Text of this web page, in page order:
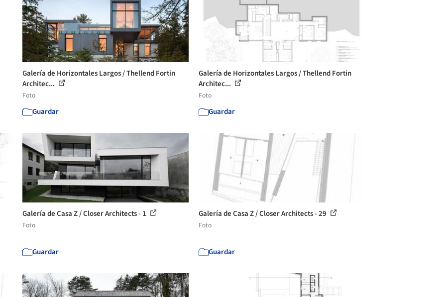
Galería de Horizontales Largos / Thellend Fortin
Architec...
Foto
Guardar
Galería de Horizontales Largos / Thellend Fortin
Architec...
Foto
Guardar
Galería de Casa Z / Closer Architects - 1
Foto
Guardar
Galería de Casa Z / Closer Architects - 29
Foto
Guardar